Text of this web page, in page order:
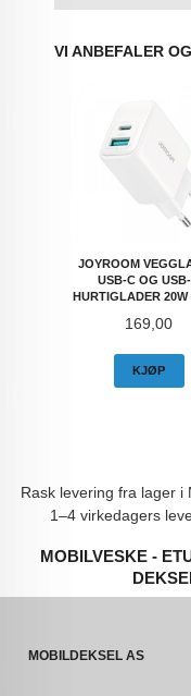
VI ANBEFALER
JOYROOM
USB-C OG
HURTIGLADER 20W
Pris
169,00
KJØP
Rask levering fra lager i
1–4 virkedagers
MOBILVESKE -
MOBILDEKSEL AS